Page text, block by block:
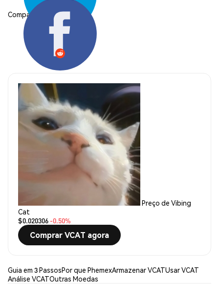
Compartilhar:
Preço de Vibing
Cat
$0.020306 -0.50%
Comprar VCAT agora
Guia em 3 PassosPor que PhemexArmazenar VCATUsar VCAT
Análise VCATOutras Moedas